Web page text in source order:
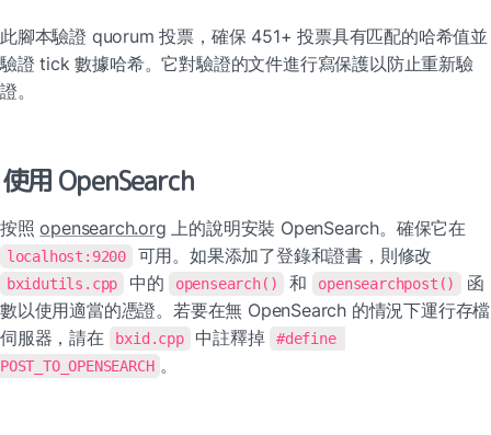
此腳本驗證 quorum 投票，確保 451+ 投票具有匹配的哈希值並
驗證 tick 數據哈希。它對驗證的文件進行寫保護以防止重新驗
證。
使用 OpenSearch
按照 opensearch.org
localhost:9200
bxidutils.cpp 中的 opensearch() 和 opensearchpost()
函
數以使用適當的憑證。若要在無 OpenSearch 的情況下運行存檔
伺服器，請在
bxid.cpp 中註釋掉
#define
POST_TO_OPENSEARCH 。